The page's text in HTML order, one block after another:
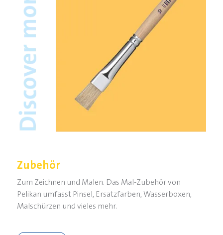
Zubehör
Zum Zeichnen und Malen. Das Mal-Zubehör von
Pelikan umfasst Pinsel, Ersatzfarben, Wasserboxen,
Malschürzen und vieles mehr.